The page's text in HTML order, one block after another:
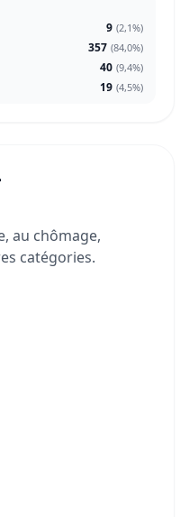
9 (2,1%)
357 (84,0%)
40 (9,4%)
19 (4,5%)
au chômage,
catégories.